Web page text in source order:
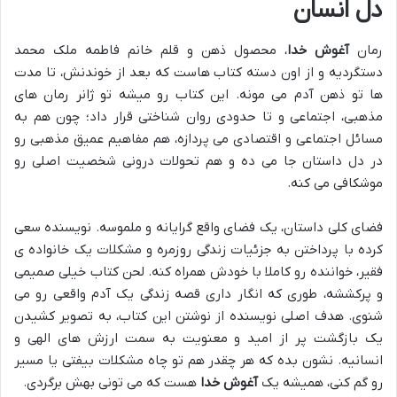
دل انسان
رمانآغوش خدا، محصول ذهن و قلم خانم فاطمه ملک محمد
دستگردیه و از اون دسته کتاب هاست که بعد از خوندنش، تا مدت
ها تو ذهن آدم می مونه. این کتاب رو میشه تو ژانر رمان های
مذهبی، اجتماعی و تا حدودی روان شناختی قرار داد؛ چون هم به
مسائل اجتماعی و اقتصادی می پردازه، هم مفاهیم عمیق مذهبی رو
در دل داستان جا می ده و هم تحولات درونی شخصیت اصلی رو
موشکافی می کنه.
فضای کلی داستان، یک فضای واقع گرایانه و ملموسه. نویسنده سعی
کرده با پرداختن به جزئیات زندگی روزمره و مشکلات یک خانواده ی
فقیر، خواننده رو کاملا با خودش همراه کنه. لحن کتاب خیلی صمیمی
و پرکششه، طوری که انگار داری قصه زندگی یک آدم واقعی رو می
شنوی. هدف اصلی نویسنده از نوشتن این کتاب، به تصویر کشیدن
یک بازگشت پر از امید و معنویت به سمت ارزش های الهی و
انسانیه. نشون بده که هر چقدر هم تو چاه مشکلات بیفتی یا مسیر
رو گم کنی، همیشه یکآغوش خدا هست که می تونی بهش برگردی.